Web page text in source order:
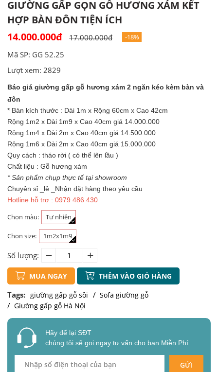
GIƯỜNG GẤP GỌN GỖ HƯƠNG XÁM KẾT
HỢP BÀN ĐÔN TIỆN ÍCH
14.000.000đ
17.000.000đ -18%
Mã SP: GG 52.25
Lượt xem: 2829
Báo giá giường gấp gỗ hương xám 2 ngăn kéo kèm bàn và
đôn
* Bàn kích thước : Dài 1m x Rộng 60cm x Cao 42cm
Rộng 1m2 x Dài 1m9 x Cao 40cm giá 14.000.000
Rộng 1m4 x Dài 2m x Cao 40cm giá 14.500.000
Rộng 1m6 x Dài 2m x Cao 40cm giá 15.000.000
Quy cách : tháo rời ( có thể lên lầu )
Chất liệu : Gỗ hương xám
* Sản phẩm chụp thực tế tại showroom
Chuyên sỉ _lẻ _Nhận đặt hàng theo yêu cầu
Hotline hỗ trợ : 0979 486 430
Chọn màu: Tự nhiên
Chọn size: 1m2x1m9
Số lượng:
MUA NGAY THÊM VÀO GIỎ HÀNG
Tags: giường gấp gỗ sồi
Sofa giường gỗ
Giường gấp gỗ Hà Nội
Hãy để lại SĐT
chúng tôi sẽ gọi ngay tư vấn cho bạn Miễn Phí
GỬI